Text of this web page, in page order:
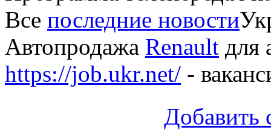
Все последние новости
Автопродажа Renault для
https://job.ukr.net/ -
Добавить